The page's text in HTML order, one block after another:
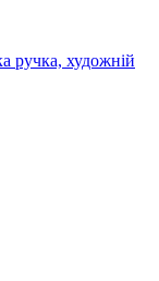
ручка, художній